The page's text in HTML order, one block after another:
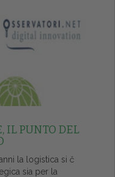
IL PUNTO DEL
la logistica si č
sia per la